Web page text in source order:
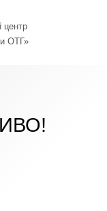
центр
ОТГ»